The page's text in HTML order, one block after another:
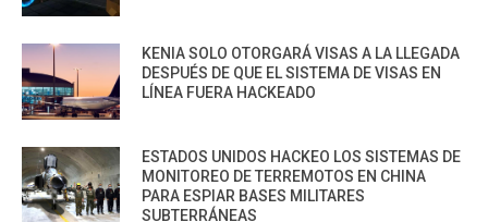
KENIA SOLO OTORGARÁ VISAS A LA LLEGADA
DESPUÉS DE QUE EL SISTEMA DE VISAS EN
LÍNEA FUERA HACKEADO
ESTADOS UNIDOS HACKEO LOS SISTEMAS DE
MONITOREO DE TERREMOTOS EN CHINA
PARA ESPIAR BASES MILITARES
SUBTERRÁNEAS